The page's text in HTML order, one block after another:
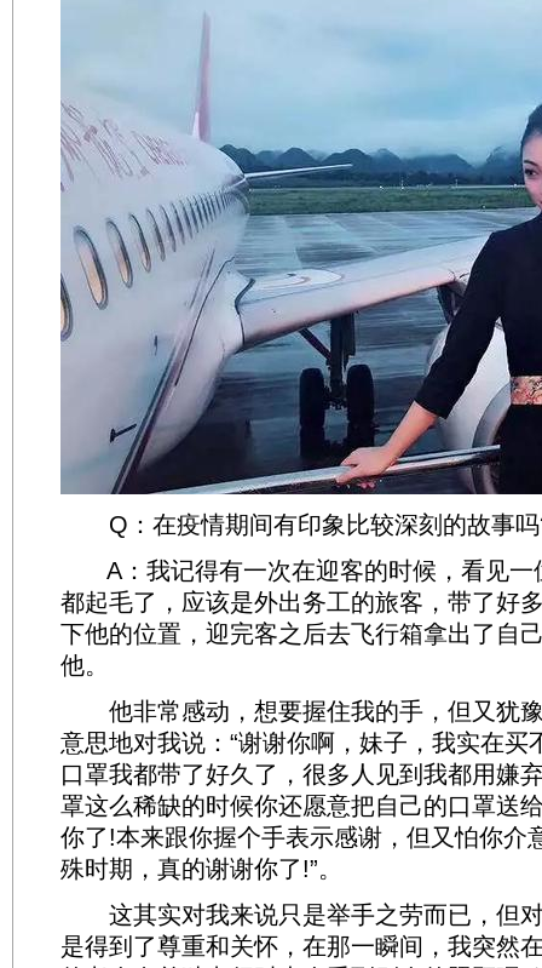
Q：在疫情期间有印象比较深刻的故事
A：我记得有一次在迎客的时候，看见一
都起毛了，应该是外出务工的旅客，带了好
下他的位置，迎完客之后去飞行箱拿出了自
他。
他非常感动，想要握住我的手，但又犹
意思地对我说：“谢谢你啊，妹子，我实在买
口罩我都带了好久了，很多人见到我都用嫌
罩这么稀缺的时候你还愿意把自己的口罩送
你了!本来跟你握个手表示感谢，但又怕你介
殊时期，真的谢谢你了!”。
这其实对我来说只是举手之劳而已，但
是得到了尊重和关怀，在那一瞬间，我突然